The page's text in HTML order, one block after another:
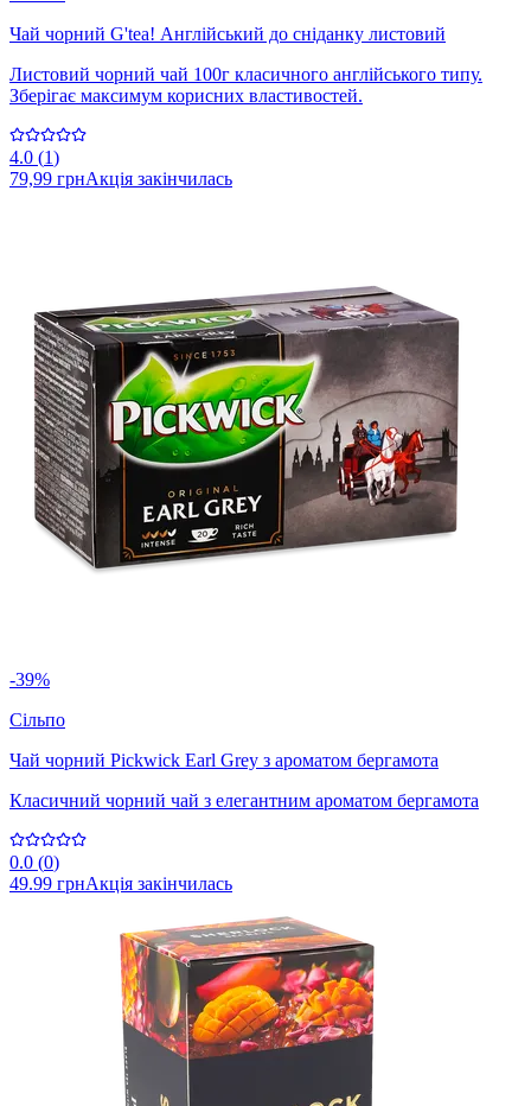
Чай чорний G'tea! Англійський до сніданку листовий
Листовий чорний чай 100г класичного англійського типу.
Зберігає максимум корисних властивостей.
4.0 (1)
79,99 грнАкція закінчилась
-39%
Сільпо
Чай чорний Pickwick Earl Grey з ароматом бергамота
Класичний чорний чай з елегантним ароматом бергамота
0.0 (0)
49.99 грнАкція закінчилась